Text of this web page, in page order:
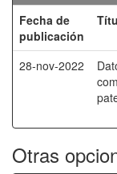
Fecha de
publicación
28-nov-2022
Otras